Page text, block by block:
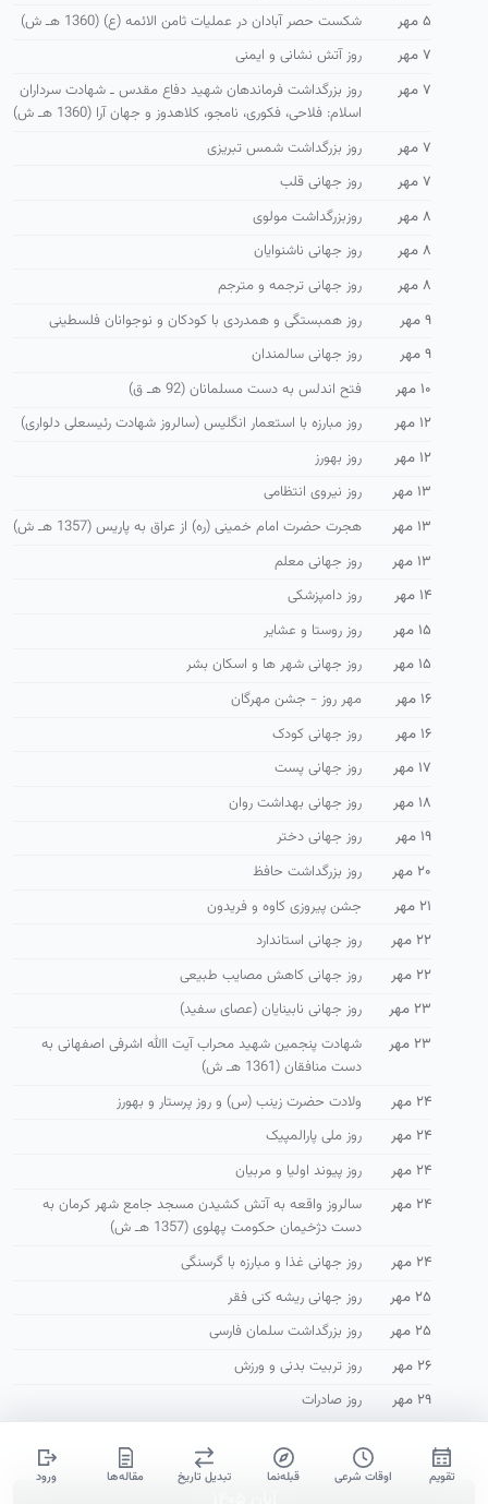
تقویم اوقات شرعی قبله‌نما تبدیل تاریخ مقاله‌ها ورود
۵ مهر
شكست حصر آبادان در عملیات ثامن الائمه (ع) (1360 هـ ش)
۷ مهر
روز آتش نشانی و ایمنی
۷ مهر
روز بزرگداشت فرماندهان شهید دفاع مقدس ـ شهادت سرداران
اسلام: فلاحی، فكوری، نامجو، كلاهدوز و جهان آرا (1360 هـ ش)
۷ مهر
روز بزرگداشت شمس تبریزی
۷ مهر
روز جهانی قلب
۸ مهر
روزبزرگداشت مولوی
۸ مهر
روز جهانی ناشنوایان
۸ مهر
روز جهانی ترجمه و مترجم
۹ مهر
روز همبستگی و همدردی با كودكان و نوجوانان فلسطینی
۹ مهر
روز جهانی سالمندان
۱۰ مهر
فتح اندلس به دست مسلمانان (92 هـ ق)
۱۲ مهر
روز مبارزه با استعمار انگلیس (سالروز شهادت رئیسعلی دلواری)
۱۲ مهر
روز بهورز
۱۳ مهر
روز نیروی انتظامی
۱۳ مهر
هجرت حضرت امام خمینی (ره) از عراق به پاریس (1357 هـ ش)
۱۳ مهر
روز جهانی معلم
۱۴ مهر
روز دامپزشکی
۱۵ مهر
روز روستا و عشایر
۱۵ مهر
روز جهانی شهر ها و اسكان بشر
۱۶ مهر
مهر روز - جشن مهرگان
۱۶ مهر
روز جهانی کودک
۱۷ مهر
روز جهانی پست
۱۸ مهر
روز جهانی بهداشت روان
۱۹ مهر
روز جهانی دختر
۲۰ مهر
روز بزرگداشت حافظ
۲۱ مهر
جشن پیروزی کاوه و فریدون
۲۲ مهر
روز جهانی استاندارد
۲۲ مهر
روز جهانی كاهش مصايب طبيعی
۲۳ مهر
روز جهانی نابینایان (عصای سفید)
۲۳ مهر
شهادت پنجمین شهید محراب آیت االله اشرفی اصفهانی به
دست منافقان (1361 هـ ش)
۲۴ مهر
ولادت حضرت زینب (س) و روز پرستار و بهورز
۲۴ مهر
روز ملی پارالمپیک
۲۴ مهر
روز پیوند اولیا و مربیان
۲۴ مهر
سالروز واقعه به آتش كشیدن مسجد جامع شهر كرمان به
دست دژخیمان حكومت پهلوی (1357 هـ ش)
۲۴ مهر
روز جهانی غذا و مبارزه با گرسنگی
۲۵ مهر
روز جهانی ریشه کنی فقر
۲۵ مهر
روز بزرگداشت سلمان فارسی
۲۶ مهر
روز تربیت بدنی و ورزش
۲۹ مهر
روز صادرات